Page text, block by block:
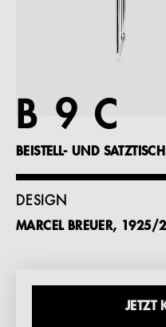
Referenzen
DE
B 9 C
BEISTELL- UND SATZTISCH
DESIGN
MARCEL BREUER, 1925/
JETZT